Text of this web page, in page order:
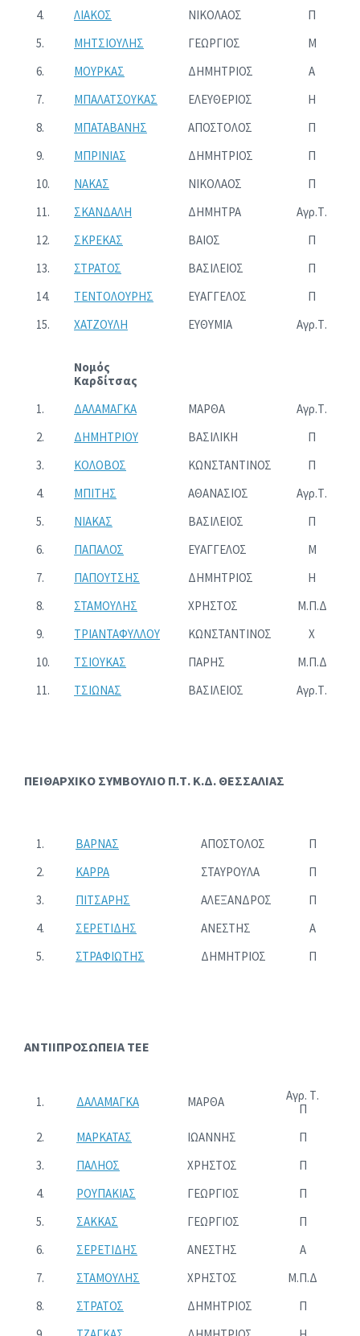
4.
ΛΙΑΚΟΣ ΝΙΚΟΛΑΟΣ
Π
5.
ΜΗΤΣΙΟΥΛΗΣ ΓΕΩΡΓΙΟΣ
Μ
6.
ΜΟΥΡΚΑΣ ΔΗΜΗΤΡΙΟΣ
Α
7.
ΜΠΑΛΑΤΣΟΥΚΑΣ ΕΛΕΥΘΕΡΙΟΣ
Η
8.
ΜΠΑΤΑΒΑΝΗΣ ΑΠΟΣΤΟΛΟΣ
Π
9.
ΜΠΡΙΝΙΑΣ ΔΗΜΗΤΡΙΟΣ
Π
10.
ΝΑΚΑΣ ΝΙΚΟΛΑΟΣ
Π
11.
ΣΚΑΝΔΑΛΗ ΔΗΜΗΤΡΑ
Αγρ.Τ.
12.
ΣΚΡΕΚΑΣ ΒΑΙΟΣ
Π
13.
ΣΤΡΑΤΟΣ ΒΑΣΙΛΕΙΟΣ
Π
14.
ΤΕΝΤΟΛΟΥΡΗΣ ΕΥΑΓΓΕΛΟΣ
Π
15.
ΧΑΤΖΟΥΛΗ ΕΥΘΥΜΙΑ Αγρ.Τ.
Νομός
Καρδίτσας
1.
ΔΑΛΑΜΑΓΚΑ ΜΑΡΘΑ
Αγρ.Τ.
2.
ΔΗΜΗΤΡΙΟΥ ΒΑΣΙΛΙΚΗ
Π
3.
ΚΟΛΟΒΟΣ ΚΩΝΣΤΑΝΤΙΝΟΣ
Π
4.
ΜΠΙΤΗΣ ΑΘΑΝΑΣΙΟΣ
Αγρ.Τ.
5.
ΝΙΑΚΑΣ ΒΑΣΙΛΕΙΟΣ
Π
6.
ΠΑΠΑΛΟΣ ΕΥΑΓΓΕΛΟΣ
Μ
7.
ΠΑΠΟΥΤΣΗΣ ΔΗΜΗΤΡΙΟΣ
Η
8.
ΣΤΑΜΟΥΛΗΣ ΧΡΗΣΤΟΣ
Μ.Π.Δ
9.
ΤΡΙΑΝΤΑΦΥΛΛΟΥ ΚΩΝΣΤΑΝΤΙΝΟΣ
Χ
10.
ΤΣΙΟΥΚΑΣ ΠΑΡΗΣ
Μ.Π.Δ
11.
ΤΣΙΩΝΑΣ ΒΑΣΙΛΕΙΟΣ Αγρ.Τ.
ΠΕΙΘΑΡΧΙΚΟ ΣΥΜΒΟΥΛΙΟ Π.Τ. Κ.Δ. ΘΕΣΣΑΛΙΑΣ
1. ΒΑΡΝΑΣ ΑΠΟΣΤΟΛΟΣ
Π
2.
ΚΑΡΡΑ ΣΤΑΥΡΟΥΛΑ
Π
3.
ΠΙΤΣΑΡΗΣ ΑΛΕΞΑΝΔΡΟΣ
Π
4.
ΣΕΡΕΤΙΔΗΣ ΑΝΕΣΤΗΣ
Α
5.
ΣΤΡΑΦΙΩΤΗΣ ΔΗΜΗΤΡΙΟΣ Π
ΑΝΤΙΙΠΡΟΣΩΠΕΙΑ ΤΕΕ
1. ΔΑΛΑΜΑΓΚΑ ΜΑΡΘΑ
Αγρ. Τ.
Π
2.
ΜΑΡΚΑΤΑΣ ΙΩΑΝΝΗΣ
Π
3.
ΠΑΛΗΟΣ ΧΡΗΣΤΟΣ
Π
4.
ΡΟΥΠΑΚΙΑΣ ΓΕΩΡΓΙΟΣ
Π
5.
ΣΑΚΚΑΣ ΓΕΩΡΓΙΟΣ
Π
6.
ΣΕΡΕΤΙΔΗΣ ΑΝΕΣΤΗΣ
Α
7.
ΣΤΑΜΟΥΛΗΣ ΧΡΗΣΤΟΣ
Μ.Π.Δ
8.
ΣΤΡΑΤΟΣ ΔΗΜΗΤΡΙΟΣ
Π